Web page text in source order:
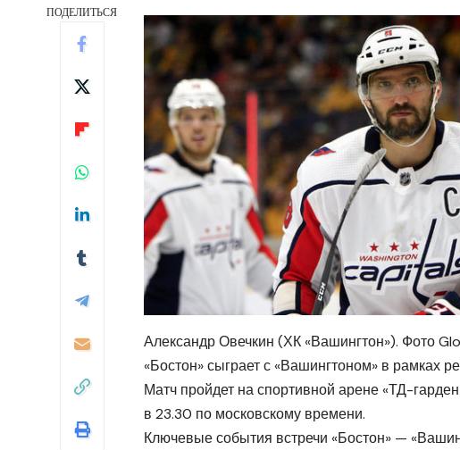
ПОДЕЛИТЬСЯ
Александр Овечкин (ХК «Вашингтон»). Фото
«Бостон» сыграет с «Вашингтоном» в рамках
Матч пройдет на спортивной арене «ТД-
в 23.30 по московскому времени.
Ключевые события встречи «Бостон» —